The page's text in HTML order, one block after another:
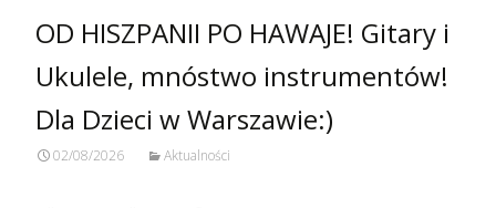
OD HISZPANII PO HAWAJE! Gitary i
Ukulele, mnóstwo instrumentów!
Dla Dzieci w Warszawie:)
02/08/2026 Aktualności